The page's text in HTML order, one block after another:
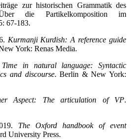
zur historischen Grammatik des
die Partikelkomposition im
67-183.
Kurmanji Kurdish: A reference guide
York: Renas Media.
Time in natural language: Syntactic
and discourse. Berlin & New York:
Aspect: The articulation of VP.
The Oxford handbook of event
University Press.